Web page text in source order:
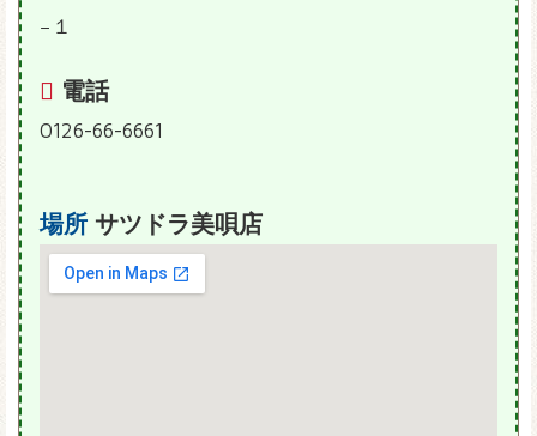
−１
電話
0126-66-6661
場所 サツドラ美唄店